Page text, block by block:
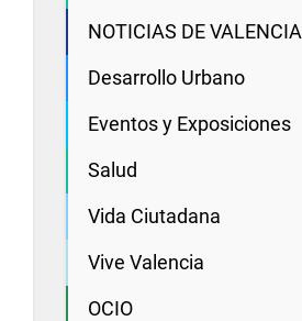
NOTICIAS DE VALENCIA
Desarrollo Urbano
Eventos y Exposiciones
Salud
Vida Ciutadana
Vive Valencia
OCIO